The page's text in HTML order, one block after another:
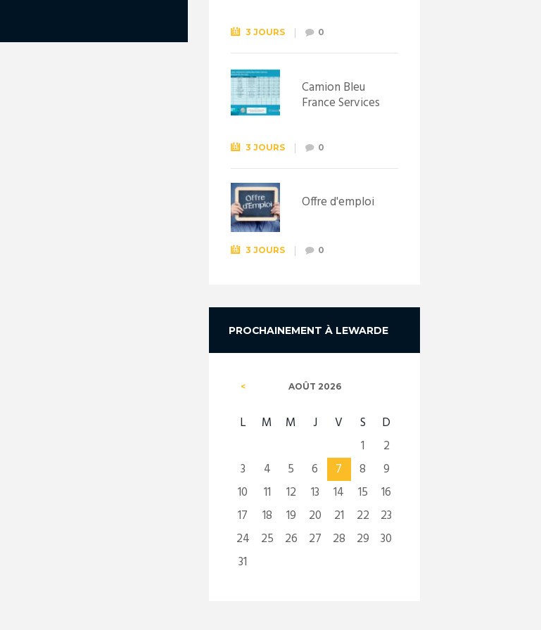
Lewarde, le 26
septembre !
3 JOURS 0
Camion Bleu
France Services
3 JOURS 0
Offre d'emploi
3 JOURS 0
PROCHAINEMENT À LEWARDE
AOÛT 2026
L M M J V S
D
1
2
3
4 5 6 7 8
9
10
11 12 13 14 15
16
17
18 19 20 21 22
23
24
25 26 27 28 29
30
31